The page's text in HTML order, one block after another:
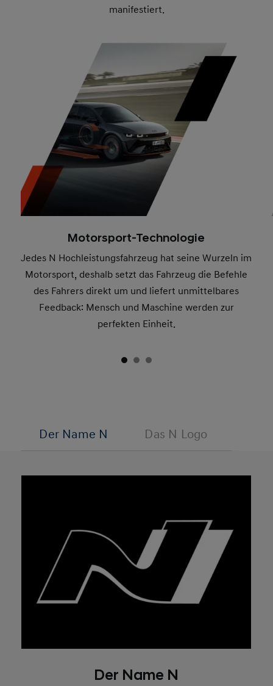
manifestiert.
Motorsport-Technologie
Jedes N Hochleistungsfahrzeug hat seine Wurzeln im
Motorsport, deshalb setzt das Fahrzeug die Befehle
des Fahrers direkt um und liefert unmittelbares
Feedback: Mensch und Maschine werden zur
perfekten Einheit.
Der Name N Das N Logo
Der Name N